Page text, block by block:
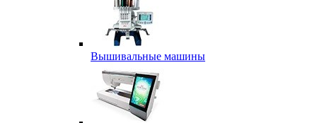
Вышивальные машины